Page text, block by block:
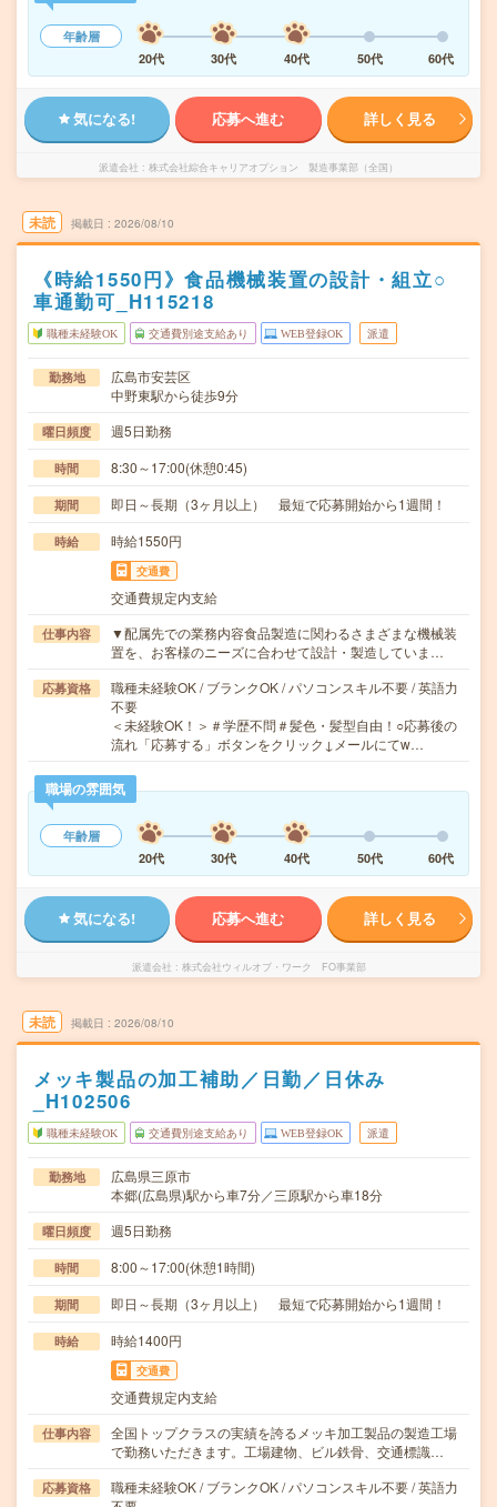
年齢層
20代
30代 40代 50代 60代
気になる! 応募へ進む 詳しく見る
派遣会社 株式会社綜合キャリアオプション 製造事業部（全国）
未読 掲載日 2026/08/10
《時給1550円》食品機械装置の設計・組立○
車通勤可_H115218
職種未経験OK 交通費別途支給あり WEB登録OK 派遣
勤務地
広島市安芸区
中野東駅から徒歩9分
曜日頻度 週5日勤務
時間 8:30～17:00(休憩0:45)
期間 即日～長期（3ヶ月以上） 最短で応募開始から1週間！
時給 時給1550円
交通費
交通費規定内支給
仕事内容
▼配属先での業務内容食品製造に関わるさまざまな機械装
置を、お客様のニーズに合わせて設計・製造していま…
応募資格
職種未経験OK / ブランクOK / パソコンスキル不要 / 英語力
不要
＜未経験OK！＞＃学歴不問＃髪色・髪型自由！○応募後の
流れ「応募する」ボタンをクリック↓メールにてw…
職場の雰囲気
年齢層
20代
30代 40代 50代 60代
気になる! 応募へ進む 詳しく見る
派遣会社 株式会社ウィルオブ・ワーク FO事業部
未読 掲載日 2026/08/10
メッキ製品の加工補助／日勤／日休み
_H102506
職種未経験OK 交通費別途支給あり WEB登録OK 派遣
勤務地
広島県三原市
本郷(広島県)駅から車7分／三原駅から車18分
曜日頻度 週5日勤務
時間 8:00～17:00(休憩1時間)
期間 即日～長期（3ヶ月以上） 最短で応募開始から1週間！
時給 時給1400円
交通費
交通費規定内支給
仕事内容
全国トップクラスの実績を誇るメッキ加工製品の製造工場
で勤務いただきます。工場建物、ビル鉄骨、交通標識…
応募資格
職種未経験OK / ブランクOK / パソコンスキル不要 / 英語力